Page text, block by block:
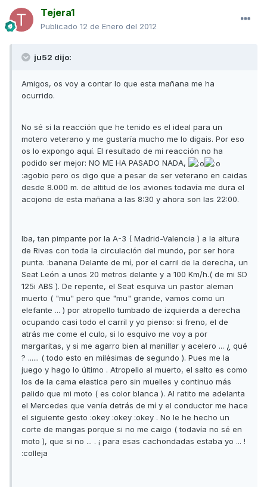
Tejera1
Publicado 12 de Enero del 2012
ju52 dijo:
Amigos, os voy a contar lo que esta mañana me ha
ocurrido.
No sé si la reacción que he tenido es el ideal para un
motero veterano y me gustaría mucho me lo digais. Por eso
os lo expongo aquí. El resultado de mi reacción no ha
podido ser mejor: NO ME HA PASADO NADA,
:agobio pero os digo que a pesar de ser veterano en caidas
desde 8.000 m. de altitud de los aviones todavía me dura el
acojono de esta mañana a las 8:30 y ahora son las 22:00.
Iba, tan pimpante por la A-3 ( Madrid-Valencia ) a la altura
de Rivas con toda la circulación del mundo, por ser hora
punta. :banana Delante de mí, por el carril de la derecha, un
Seat León a unos 20 metros delante y a 100 Km/h.( de mi SD
125i ABS ). De repente, el Seat esquiva un pastor aleman
muerto ( "mu" pero que "mu" grande, vamos como un
elefante ... ) por atropello tumbado de izquierda a derecha
ocupando casi todo el carril y yo pienso: si freno, el de
atrás me come el culo, si lo esquivo me voy a por
margaritas, y si me agarro bien al manillar y acelero ... ¿ qué
? ...... ( todo esto en milésimas de segundo ). Pues me la
juego y hago lo último . Atropello al muerto, el salto es como
los de la cama elastica pero sin muelles y continuo más
palido que mi moto ( es color blanca ). Al ratito me adelanta
el Mercedes que venía detrás de mí y el conductor me hace
el siguiente gesto :okey :okey :okey . No le he hecho un
corte de mangas porque si no me caigo ( todavía no sé en
moto ), que si no ... . ¡ para esas cachondadas estaba yo ... !
:colleja